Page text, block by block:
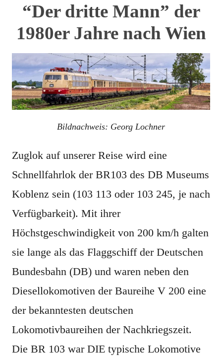
“Der dritte Mann” der
1980er Jahre nach Wien
Bildnachweis: Georg Lochner
Zuglok auf unserer Reise wird eine
Schnellfahrlok der BR103 des DB Museums
Koblenz sein (103 113 oder 103 245, je nach
Verfügbarkeit). Mit ihrer
Höchstgeschwindigkeit von 200 km/h galten
sie lange als das Flaggschiff der Deutschen
Bundesbahn (DB) und waren neben den
Diesellokomotiven der Baureihe V 200 eine
der bekanntesten deutschen
Lokomotivbaureihen der Nachkriegszeit.
Die BR 103 war DIE typische Lokomotive